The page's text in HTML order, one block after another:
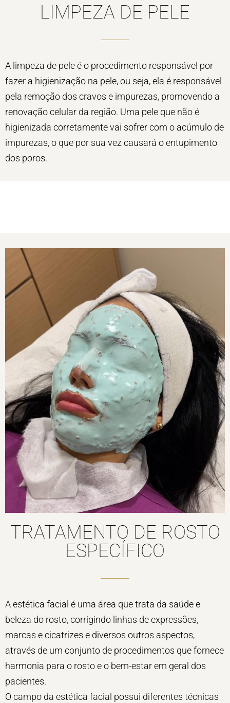
LIMPEZA DE PELE
A limpeza de pele é o procedimento responsável por
fazer a higienização na pele, ou seja, ela é responsável
pela remoção dos cravos e impurezas, promovendo a
renovação celular da região. Uma pele que não é
higienizada corretamente vai sofrer com o acúmulo de
impurezas, o que por sua vez causará o entupimento
dos poros.
TRATAMENTO DE ROSTO
ESPECÍFICO
A estética facial é uma área que trata da saúde e
beleza do rosto, corrigindo linhas de expressões,
marcas e cicatrizes e diversos outros aspectos,
através de um conjunto de procedimentos que fornece
harmonia para o rosto e o bem-estar em geral dos
pacientes.
O campo da estética facial possui diferentes técnicas